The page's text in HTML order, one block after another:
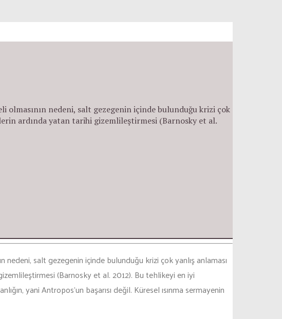
olmasının nedeni, salt gezegenin içinde bulunduğu krizi çok
ardında yatan tarihi gizemlileştirmesi (Barnosky et al.
nedeni, salt gezegenin içinde bulunduğu krizi çok yanlış anlaması
(Barnosky et al. 2012). Bu tehlikeyi en iyi
yani Antropos’un başarısı değil. Küresel ısınma sermayenin